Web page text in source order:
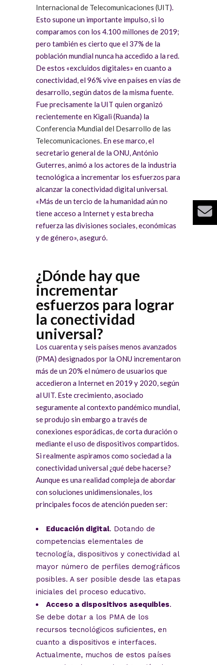
Internacional de Telecomunicaciones (UIT).
Esto supone un importante impulso, si lo
comparamos con los 4.100 millones de 2019;
pero también es cierto que el 37% de la
población mundial nunca ha accedido a la red.
De estos «excluidos digitales» en cuanto a
conectividad, el 96% vive en países en vías de
desarrollo, según datos de la misma fuente.
Fue precisamente la UIT quien organizó
recientemente en Kigali (Ruanda) la
Conferencia Mundial del Desarrollo de las
Telecomunicaciones. En ese marco, el
secretario general de la ONU, António
Guterres, animó a los actores de la industria
tecnológica a incrementar los esfuerzos para
alcanzar la conectividad digital universal.
«Más de un tercio de la humanidad aún no
tiene acceso a Internet y esta brecha
refuerza las divisiones sociales, económicas
y de género», aseguró.
¿Dónde hay que
incrementar
esfuerzos para lograr
la conectividad
universal?
Los cuarenta y seis países menos avanzados
(PMA) designados por la ONU incrementaron
más de un 20% el número de usuarios que
accedieron a Internet en 2019 y 2020, según
al UIT. Este crecimiento, asociado
seguramente al contexto pandémico mundial,
se produjo sin embargo a través de
conexiones esporádicas, de corta duración o
mediante el uso de dispositivos compartidos.
Si realmente aspiramos como sociedad a la
conectividad universal ¿qué debe hacerse?
Aunque es una realidad compleja de abordar
con soluciones unidimensionales, los
principales focos de atención pueden ser:
Educación digital. Dotando de
competencias elementales de
tecnología, dispositivos y conectividad al
mayor número de perfiles demográficos
posibles. A ser posible desde las etapas
iniciales del proceso educativo.
Acceso a dispositivos asequibles.
Se debe dotar a los PMA de los
recursos tecnológicos suficientes, en
cuanto a dispositivos e interfaces.
Actualmente, muchos de estos países